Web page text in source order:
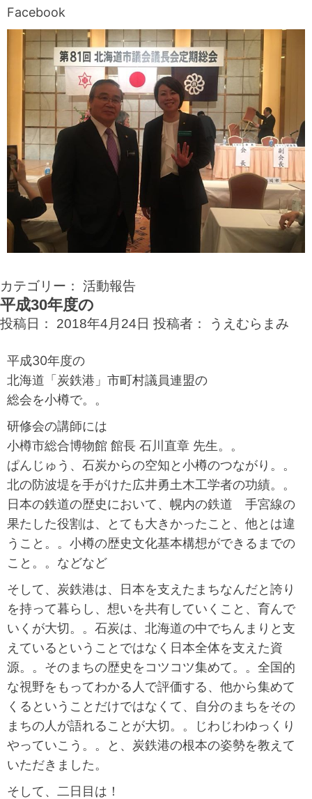
Facebook
カテゴリー： 活動報告
平成30年度の
投稿日： 2018年4月24日 投稿者： うえむらまみ
平成30年度の
北海道「炭鉄港」市町村議員連盟の
総会を小樽で。。
研修会の講師には
小樽市総合博物館 館長 石川直章 先生。。
ぱんじゅう、石炭からの空知と小樽のつながり。。
北の防波堤を手がけた広井勇土木工学者の功績。。
日本の鉄道の歴史において、幌内の鉄道 手宮線の
果たした役割は、とても大きかったこと、他とは違
うこと。。小樽の歴史文化基本構想ができるまでの
こと。。などなど
そして、炭鉄港は、日本を支えたまちなんだと誇り
を持って暮らし、想いを共有していくこと、育んで
いくが大切。。石炭は、北海道の中でちんまりと支
えているということではなく日本全体を支えた資
源。。そのまちの歴史をコツコツ集めて。。全国的
な視野をもってわかる人で評価する、他から集めて
くるということだけではなくて、自分のまちをその
まちの人が語れることが大切。。じわじわゆっくり
やっていこう。。と、炭鉄港の根本の姿勢を教えて
いただきました。
そして、二日目は！